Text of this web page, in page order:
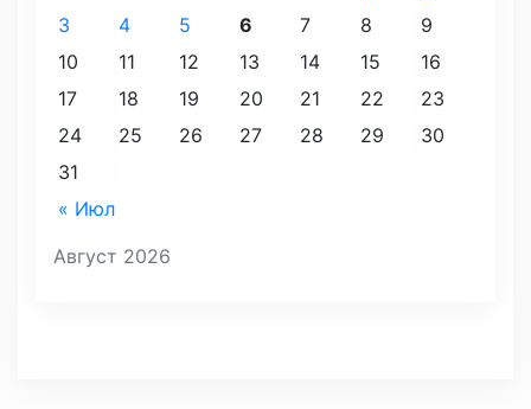
Август 2026
« Июл
3
4 5 6 7 8
9
10
11 12 13 14 15
16
17
18 19 20 21 22
23
24
25 26 27 28 29
30
31